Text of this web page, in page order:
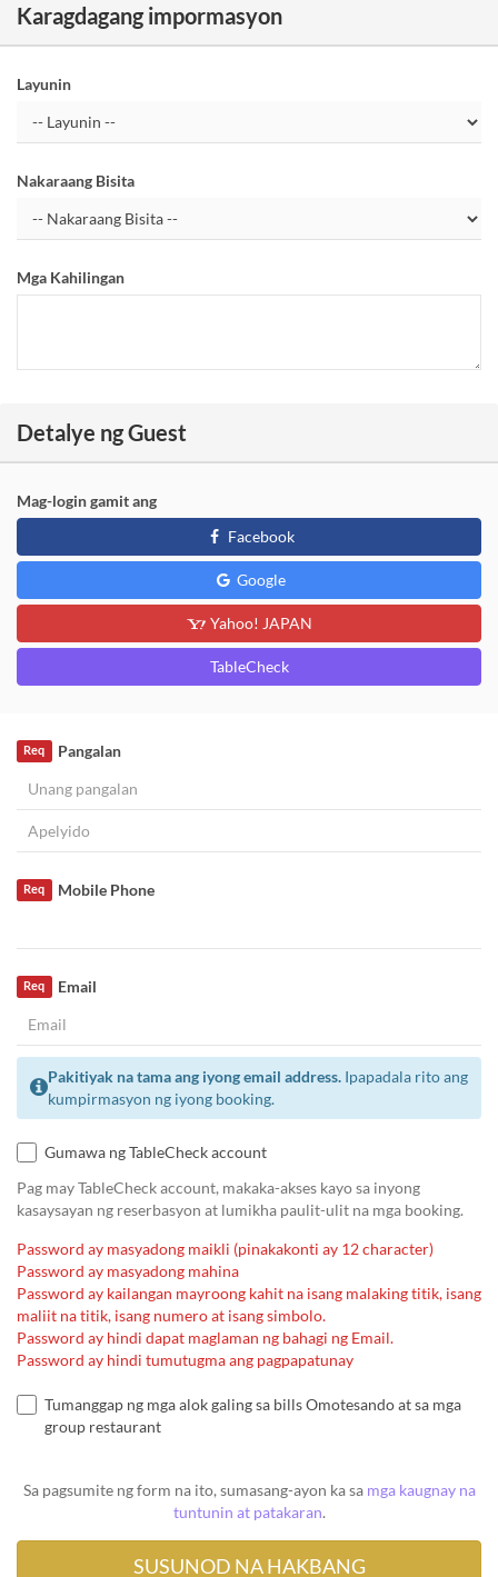
Karagdagang impormasyon
Layunin
Nakaraang Bisita
Mga Kahilingan
Detalye ng Guest
Mag-login gamit ang
Facebook
Google
Yahoo! JAPAN
TableCheck
Pangalan
Req
Mobile Phone
Req
Email
Req
Pakitiyak na tama ang iyong email address. Ipapadala rito ang
kumpirmasyon ng iyong booking.
Gumawa ng TableCheck account
Pag may TableCheck account, makaka-akses kayo sa inyong
kasaysayan ng reserbasyon at lumikha paulit-ulit na mga booking.
Password ay masyadong maikli (pinakakonti ay 12 character)
Password ay masyadong mahina
Password ay kailangan mayroong kahit na isang malaking titik, isang
maliit na titik, isang numero at isang simbolo.
Password ay hindi dapat maglaman ng bahagi ng Email.
Password ay hindi tumutugma ang pagpapatunay
Tumanggap ng mga alok galing sa bills Omotesando at sa mga
group restaurant
Sa pagsumite ng form na ito, sumasang-ayon ka sa mga kaugnay na
tuntunin at patakaran.